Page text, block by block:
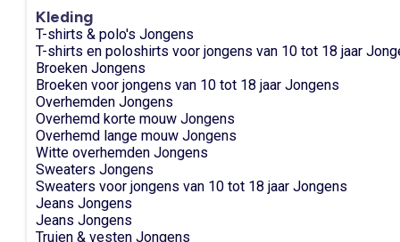
Kleding
T-shirts & polo's Jongens
T-shirts en poloshirts voor jongens van 10 tot 18 jaar
Broeken Jongens
Broeken voor jongens van 10 tot 18 jaar Jongens
Overhemden Jongens
Overhemd korte mouw Jongens
Overhemd lange mouw Jongens
Witte overhemden Jongens
Sweaters Jongens
Sweaters voor jongens van 10 tot 18 jaar Jongens
Jeans Jongens
Jeans Jongens
Truien & vesten Jongens